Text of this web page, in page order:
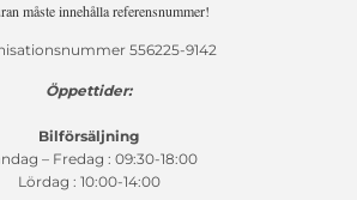
måste innehålla referensnummer!
556225-9142
Öppettider:
Bilförsäljning
– Fredag : 09:30-18:00
Lördag : 10:00-14:00